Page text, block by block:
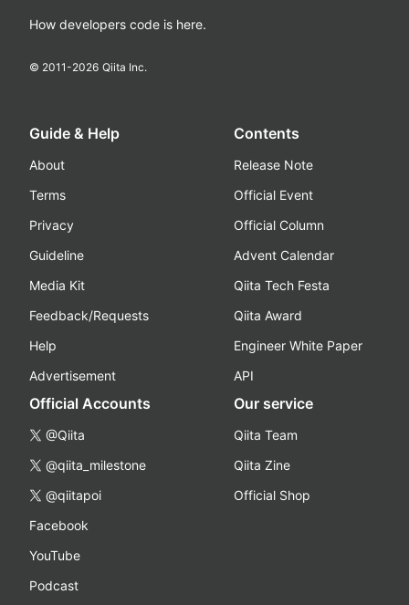
How developers code is here.
© 2011-2026 Qiita Inc.
Guide & Help
About
Terms
Privacy
Guideline
Media Kit
Feedback/Requests
Help
Advertisement
Contents
Release Note
Official Event
Official Column
Advent Calendar
Qiita Tech Festa
Qiita Award
Engineer White Paper
API
Official Accounts
@Qiita
@qiita_milestone
@qiitapoi
Facebook
YouTube
Podcast
Our service
Qiita Team
Qiita Zine
Official Shop